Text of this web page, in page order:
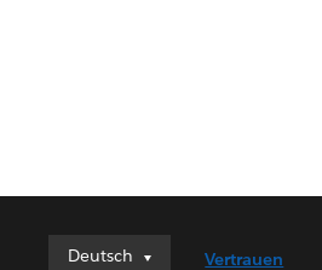
Deutsch
Deutsch Vertrauen